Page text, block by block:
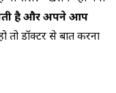
है और अपने आप
तो डॉक्टर से बात करना